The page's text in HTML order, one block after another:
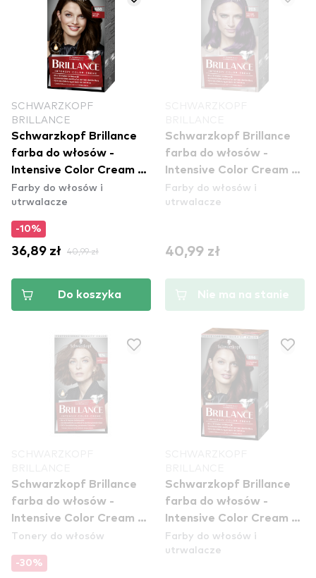
SCHWARZKOPF
BRILLANCE
Schwarzkopf Brillance
farba do włosów -
Intensive Color Cream -
880 Dark Brown
Farby do włosów i
utrwalacze
-10%
36,89 zł 40,99 zł
Do koszyka
Schwarzkopf Brillance
farba do włosów -
Intensive Color Cream -
703 Dark Amethyst
Farby do włosów i
utrwalacze
40,99 zł
Nie ma na stanie
Schwarzkopf Brillance
farba do włosów -
Intensive Color Cream -
874 Velvet Brown //
Tonery do włosów
-30%
Schwarzkopf Brillance
farba do włosów -
Intensive Color Cream -
896 Black Red Lace
Farby do włosów i
utrwalacze